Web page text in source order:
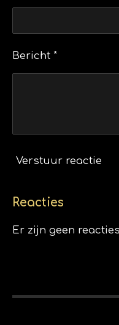
Bericht *
Verstuur reactie
Reacties
Er zijn geen